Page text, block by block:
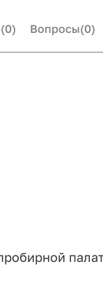
(0) Вопросы(0)